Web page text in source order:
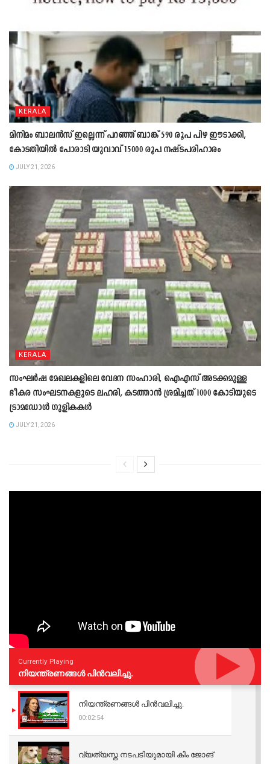
KERALA
മിനിമം ബാലൻസ് ഇല്ലെന്ന് പറഞ്ഞ് ബാങ്ക് 590 രൂപ പിഴ ഈടാക്കി,
കോടതിയിൽ പോരാടി യുവാവ് 15000 രൂപ നഷ്ടപരിഹാരം
JULY 21, 2026
KERALA
സംഘ‍ർഷ മേഖലകളിലെ വേദന സംഹാരി, ഐഎസ് അടക്കമുള്ള
ഭീകര സംഘടനകളുടെ ലഹരി, കടത്താൻ ശ്രമിച്ചത് 1000 കോടിയുടെ
ട്രാമഡോൾ ഗുളികകൾ
JULY 21, 2026
Currently Playing
നിയന്ത്രണങ്ങള്‍ പിന്‍വലിച്ചു.
നിയന്ത്രണങ്ങള്‍ പിന്‍വലിച്ചു.
00:02:54
വ്യത്യസ്ത നടപടിയുമായി കിം ജോങ്